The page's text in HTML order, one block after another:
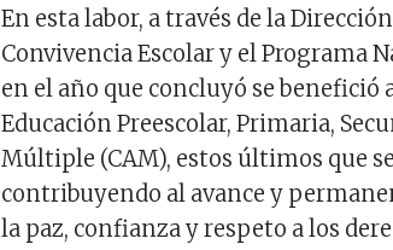
En esta labor, a través de la
Convivencia Escolar y el Programa
en el año que concluyó se benefició
Educación Preescolar, Primaria,
Múltiple (CAM), estos últimos que
contribuyendo al avance y
la paz, confianza y respeto a los